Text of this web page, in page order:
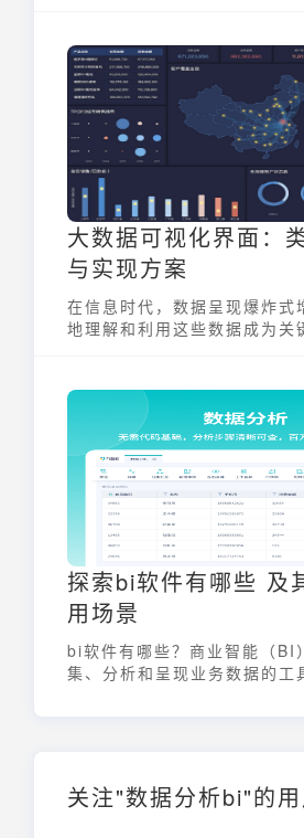
用的信息，为决策提供支持。
够揭示数据之间的潜在关系，
趋势，从而驱动业务创新和增
技术正在成为现代企业不可或
各行各业带来深远的影响。
大数据可视化界面：
与实现方案
在信息时代，数据呈现爆炸式
地理解和利用这些数据成为关
发现隐藏的模式和趋势。通过
大数据可视化界面降低了数据
更多的人能够参与到数据驱动
探索bi软件有哪些 及
用场景
bi软件有哪些？商业智能（BI
集、分析和呈现业务数据的工
优化决策流程至关重要。
关注"数据分析bi"的